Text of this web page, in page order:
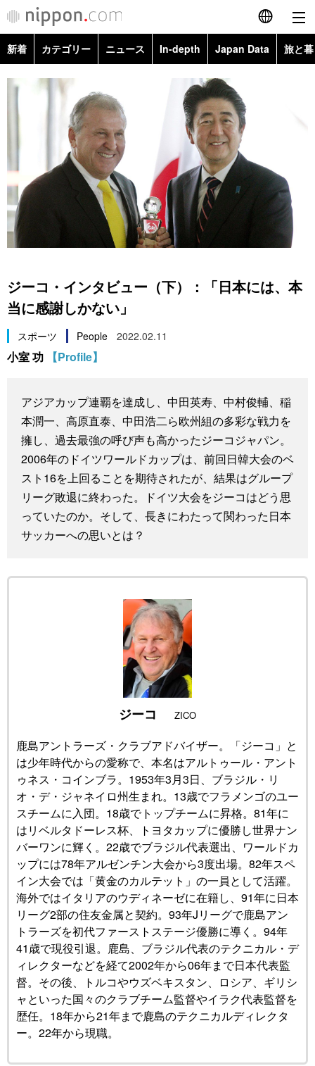
English
简体字
繁體字
Français
Español
カテゴリー
政治・外交
経済・ビジネス
社会
文化
暮らし
スポーツ・東京2020
ニュース
トップ
In-depth
旅と暮らし
動画/Live
Cinema
Topics
Images
People
東京
公式SNS
新着 カテゴリー ニュース In-depth Japan Data 旅と
政治・外交
経済・ビジネス
国際・海外
社会
文化
暮らし
スポーツ・東京2020
東京
お知らせ
ジーコ・インタビュー（下）：「日本には、本
当に感謝しかない」
スポーツ People 2022.02.11
小室 功 【Profile】
アジアカップ連覇を達成し、中田英寿、中村俊輔、稲
本潤一、高原直泰、中田浩二ら欧州組の多彩な戦力を
擁し、過去最強の呼び声も高かったジーコジャパン。
2006年のドイツワールドカップは、前回日韓大会のベ
スト16を上回ることを期待されたが、結果はグループ
リーグ敗退に終わった。ドイツ大会をジーコはどう思
っていたのか。そして、長きにわたって関わった日本
サッカーへの思いとは？
ジーコ ZICO
鹿島アントラーズ・クラブアドバイザー。「ジーコ」と
は少年時代からの愛称で、本名はアルトゥール・アント
ゥネス・コインブラ。1953年3月3日、ブラジル・リ
オ・デ・ジャネイロ州生まれ。13歳でフラメンゴのユー
スチームに入団。18歳でトップチームに昇格。81年に
はリベルタドーレス杯、トヨタカップに優勝し世界ナン
バーワンに輝く。22歳でブラジル代表選出、ワールドカ
ップには78年アルゼンチン大会から3度出場。82年スペ
イン大会では「黄金のカルテット」の一員として活躍。
海外ではイタリアのウディネーゼに在籍し、91年に日本
リーグ2部の住友金属と契約。93年Jリーグで鹿島アン
トラーズを初代ファーストステージ優勝に導く。94年
41歳で現役引退。鹿島、ブラジル代表のテクニカル・デ
ィレクターなどを経て2002年から06年まで日本代表監
督。その後、トルコやウズベキスタン、ロシア、ギリシ
ャといった国々のクラブチーム監督やイラク代表監督を
歴任。18年から21年まで鹿島のテクニカルディレクタ
ー。22年から現職。